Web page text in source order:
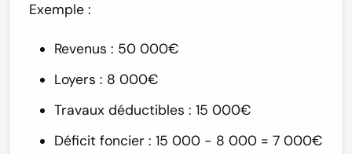
Exemple :
Revenus : 50 000€
Loyers : 8 000€
Travaux déductibles : 15 000€
Déficit foncier : 15 000 - 8 000 = 7 000€